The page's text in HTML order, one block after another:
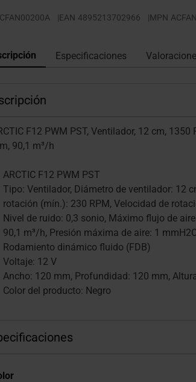
|EAN 4895213702966 |MPN
Especificaciones
F12 PWM PST, Ventilador, 12 cm, 1350
90,1 m³/h
ARCTIC F12 PWM PST
Tipo: Ventilador, Diámetro de ventilador: 12
rotación (mín.): 230 RPM, Velocidad de
Nivel de ruido: 0,3 sonio, Máximo flujo de
90,1 m³/h, Presión máxima de aire: 1
Rodamiento dinámico fluido (FDB)
Voltaje: 12 V
Ancho: 120 mm, Profundidad: 120 mm,
Color del producto: Negro